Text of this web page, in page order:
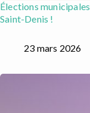
Élections
Saint-Denis !
23 mars 2026